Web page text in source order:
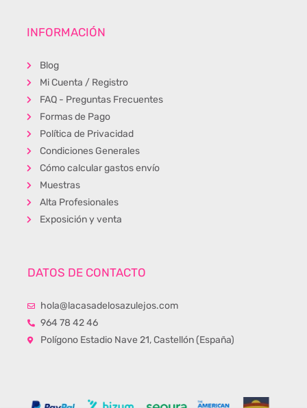
INFORMACIÓN
Blog
Mi Cuenta / Registro
FAQ - Preguntas Frecuentes
Formas de Pago
Política de Privacidad
Condiciones Generales
Cómo calcular gastos envío
Muestras
Alta Profesionales
Exposición y venta
DATOS DE CONTACTO
hola@lacasadelosazulejos.com
964 78 42 46
Polígono Estadio Nave 21, Castellón (España)